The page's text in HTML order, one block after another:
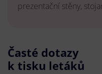
prezentační stěny,
Časté dotazy
k tisku letáků